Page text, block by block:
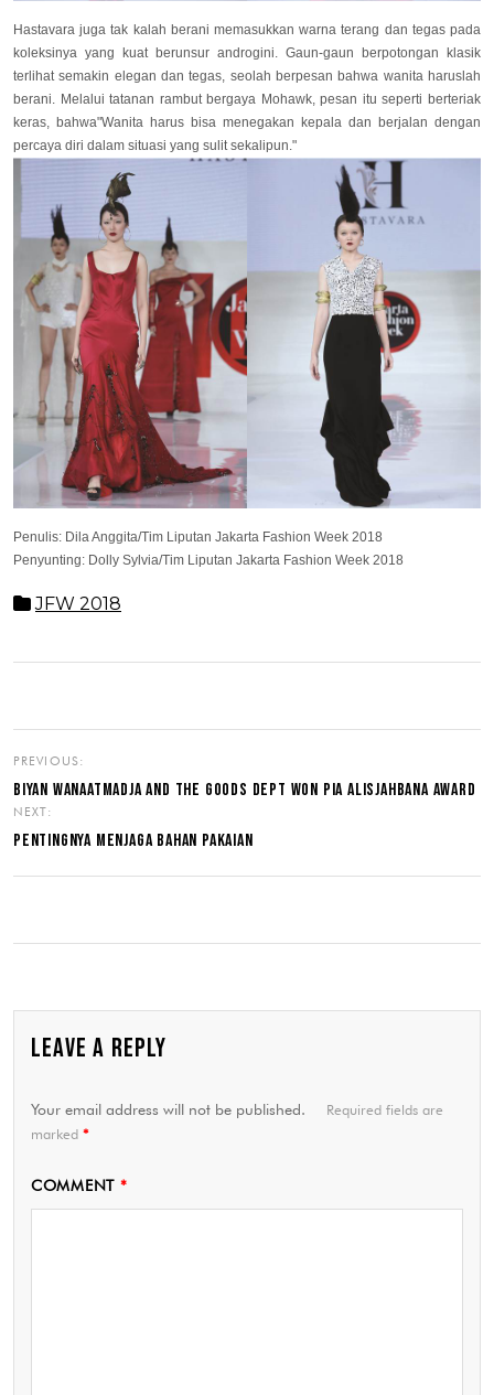
Hastavara juga tak kalah berani memasukkan warna terang dan tegas pada
koleksinya yang kuat berunsur androgini. Gaun-gaun berpotongan klasik
terlihat semakin elegan dan tegas, seolah berpesan bahwa wanita haruslah
berani. Melalui tatanan rambut bergaya Mohawk, pesan itu seperti berteriak
keras, bahwa"Wanita harus bisa menegakan kepala dan berjalan dengan
percaya diri dalam situasi yang sulit sekalipun."
Penulis: Dila Anggita/Tim Liputan Jakarta Fashion Week 2018
Penyunting: Dolly Sylvia/Tim Liputan Jakarta Fashion Week 2018
JFW 2018
PREVIOUS:
BIYAN WANAATMADJA AND THE GOODS DEPT WON PIA ALISJAHBANA AWARD
NEXT:
PENTINGNYA MENJAGA BAHAN PAKAIAN
LEAVE A REPLY
Your email address will not be published.
Required fields are
marked *
COMMENT *